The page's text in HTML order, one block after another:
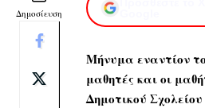
Δημοσίευση
Μήνυμα εναντίον
μαθητές και οι
Δημοτικού